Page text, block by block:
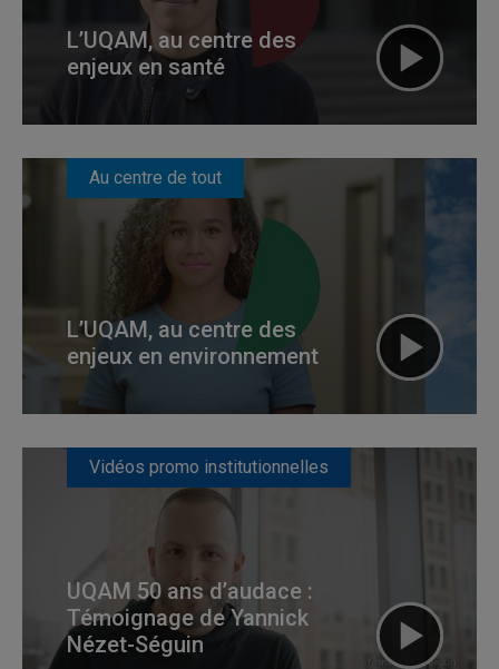
L’UQAM, au centre des
enjeux en santé
Au centre de tout
L’UQAM, au centre des
enjeux en environnement
Vidéos promo institutionnelles
UQAM 50 ans d’audace :
Témoignage de Yannick
Nézet-Séguin